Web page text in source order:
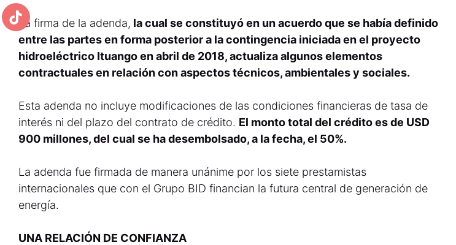
La firma de la adenda, la cual se constituyó en un acuerdo que se había definido
entre las partes en forma posterior a la contingencia iniciada en el proyecto
hidroeléctrico Ituango en abril de 2018, actualiza algunos elementos
contractuales en relación con aspectos técnicos, ambientales y sociales.
Esta adenda no incluye modificaciones de las condiciones financieras de tasa de
interés ni del plazo del contrato de crédito. El monto total del crédito es de USD
900 millones, del cual se ha desembolsado, a la fecha, el 50%.
La adenda fue firmada de manera unánime por los siete prestamistas
internacionales que con el Grupo BID financian la futura central de generación de
energía.
UNA RELACIÓN DE CONFIANZA